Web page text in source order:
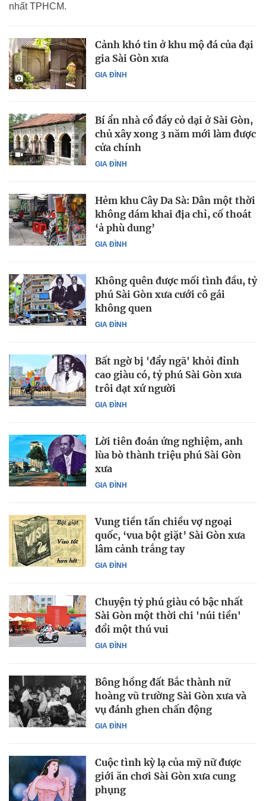
nhất TPHCM.
GIA ĐÌNH
Cảnh khó tin ở khu mộ đá của đại
gia Sài Gòn xưa
GIA ĐÌNH
Bí ẩn nhà cổ đầy cỏ dại ở Sài Gòn,
chủ xây xong 3 năm mới làm được
cửa chính
GIA ĐÌNH
Hẻm khu Cây Da Sà: Dân một thời
không dám khai địa chỉ, cố thoát
‘ả phù dung’
GIA ĐÌNH
Không quên được mối tình đầu, tỷ
phú Sài Gòn xưa cưới cô gái
không quen
GIA ĐÌNH
Bất ngờ bị 'đẩy ngã' khỏi đỉnh
cao giàu có, tỷ phú Sài Gòn xưa
trôi dạt xứ người
GIA ĐÌNH
Lời tiên đoán ứng nghiệm, anh
lùa bò thành triệu phú Sài Gòn
xưa
GIA ĐÌNH
Vung tiền tấn chiều vợ ngoại
quốc, ‘vua bột giặt’ Sài Gòn xưa
lâm cảnh trắng tay
GIA ĐÌNH
Chuyện tỷ phú giàu có bậc nhất
Sài Gòn một thời chi 'núi tiền'
đổi một thú vui
GIA ĐÌNH
Bông hồng đất Bắc thành nữ
hoàng vũ trường Sài Gòn xưa và
vụ đánh ghen chấn động
Cuộc tình kỳ lạ của mỹ nữ được
giới ăn chơi Sài Gòn xưa cung
phụng